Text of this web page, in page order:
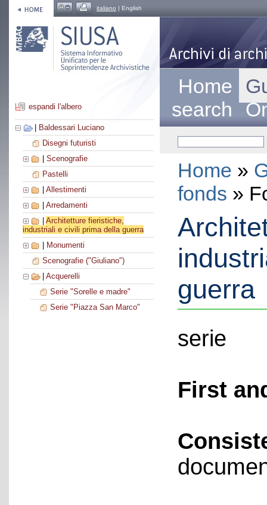
italiano | English
espandi l'albero
Baldessari Luciano
Disegni futuristi
Scenografie
Pastelli
Allestimenti
Arredamenti
Architetture fieristiche,
industriali e civili prima della guerra
Monumenti
Scenografie ("Giuliano")
Acquerelli
Serie "Sorelle e madre"
Serie "Piazza San Marco"
Home
search
Home »
fonds »
guerra
serie
First